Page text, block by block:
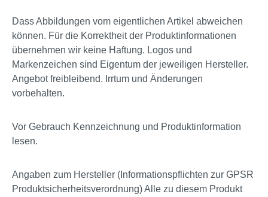
Dass Abbildungen vom eigentlichen Artikel abweichen
können. Für die Korrektheit der Produktinformationen
übernehmen wir keine Haftung. Logos und
Markenzeichen sind Eigentum der jeweiligen Hersteller.
Angebot freibleibend. Irrtum und Änderungen
vorbehalten.
Vor Gebrauch Kennzeichnung und Produktinformation
lesen.
Angaben zum Hersteller (Informationspflichten zur GPSR
Produktsicherheitsverordnung) Alle zu diesem Produkt